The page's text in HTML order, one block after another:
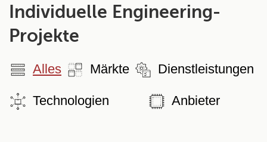
Individuelle Engineering-
Projekte
Alles Märkte Dienstleistungen
Technologien Anbieter